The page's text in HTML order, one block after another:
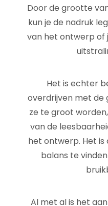
Door de grootte
kun je de nadruk
van het ontwerp of
Het is echter
overdrijven met de
ze te groot
van de
het ontwerp. Het is
balans te
Al met al is het